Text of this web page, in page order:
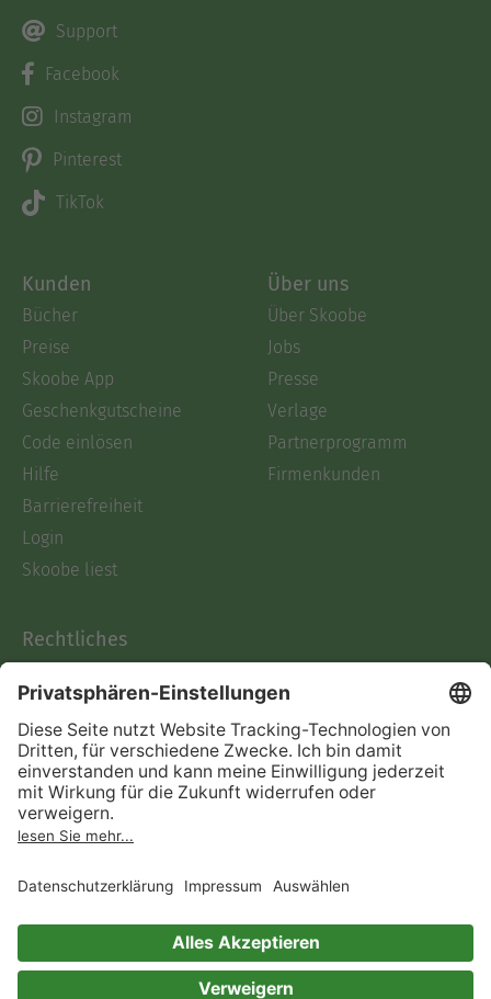
Support
Facebook
Instagram
Pinterest
TikTok
Kunden
Bücher
Preise
Skoobe App
Geschenkgutscheine
Code einlösen
Hilfe
Barrierefreiheit
Login
Skoobe liest
Über uns
Über Skoobe
Jobs
Presse
Verlage
Partnerprogramm
Firmenkunden
Rechtliches
AGB
Informationen nach Data
Act
Verträge hier kündigen
Impressum
Immer ein gutes Buch